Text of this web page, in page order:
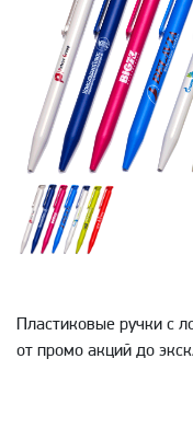
Пластиковые ручки с
от промо акций до